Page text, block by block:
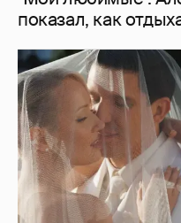
Появились фото с
Коки и Димы